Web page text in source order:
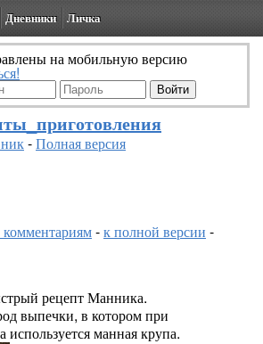
Дневники Личка
на мобильную версию
-Полная версия
комментариям-к полной версии -
рецепт Манника.
выпечки, в котором при
используется манная крупа.